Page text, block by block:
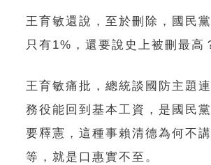
王育敏還說，至於刪除，國民
只有1%，還要說史上被刪最高
王育敏痛批，總統談國防主題
務役能回到基本工資，是國民
要釋憲，這種事賴清德為何不
等，就是口惠實不至。